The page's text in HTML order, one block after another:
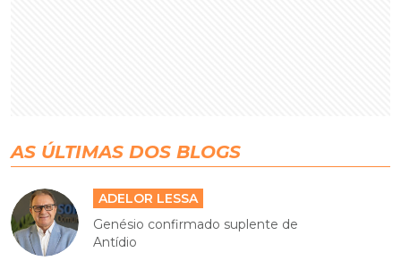
AS ÚLTIMAS DOS BLOGS
ADELOR LESSA
Genésio confirmado suplente de
Antídio